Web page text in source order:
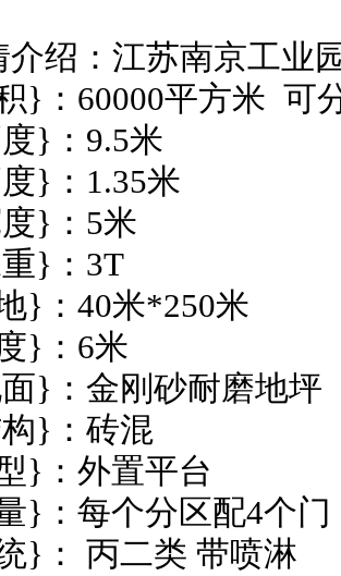
介绍：江苏南京工业
}：60000平方米 可
度}：9.5米
度}：1.35米
}：5米
重}：3T
}：40米*250米
度}：6米
}：金刚砂耐磨地坪
}：砖混
}：外置平台
}：每个分区配4
统}： 丙二类 带喷